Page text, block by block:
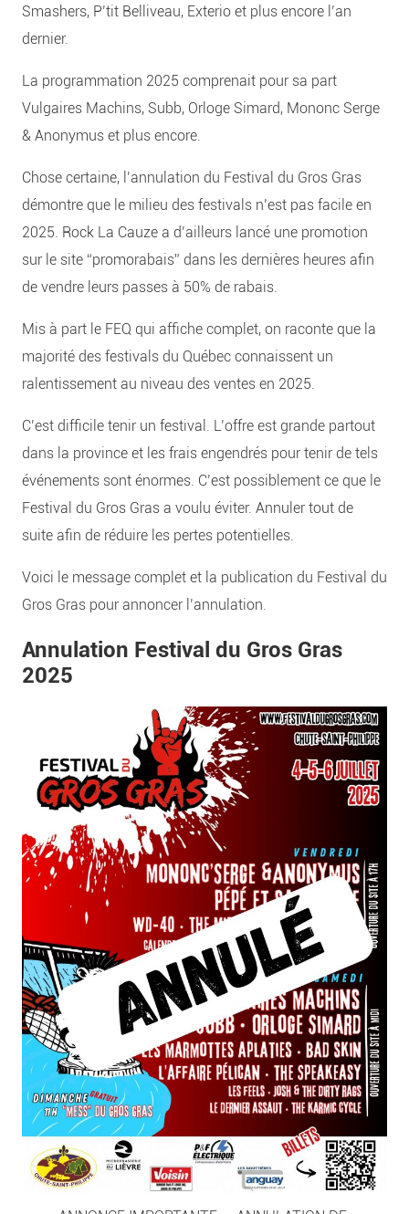
Smashers, P’tit Belliveau, Exterio et plus encore l’an
dernier.
La programmation 2025 comprenait pour sa part
Vulgaires Machins, Subb, Orloge Simard, Mononc Serge
& Anonymus et plus encore.
Chose certaine, l’annulation du Festival du Gros Gras
démontre que le milieu des festivals n’est pas facile en
2025. Rock La Cauze a d’ailleurs lancé une promotion
sur le site “promorabais” dans les dernières heures afin
de vendre leurs passes à 50% de rabais.
Mis à part le FEQ qui affiche complet, on raconte que la
majorité des festivals du Québec connaissent un
ralentissement au niveau des ventes en 2025.
C’est difficile tenir un festival. L’offre est grande partout
dans la province et les frais engendrés pour tenir de tels
événements sont énormes. C’est possiblement ce que le
Festival du Gros Gras a voulu éviter. Annuler tout de
suite afin de réduire les pertes potentielles.
Voici le message complet et la publication du Festival du
Gros Gras pour annoncer l’annulation.
Annulation Festival du Gros Gras
2025